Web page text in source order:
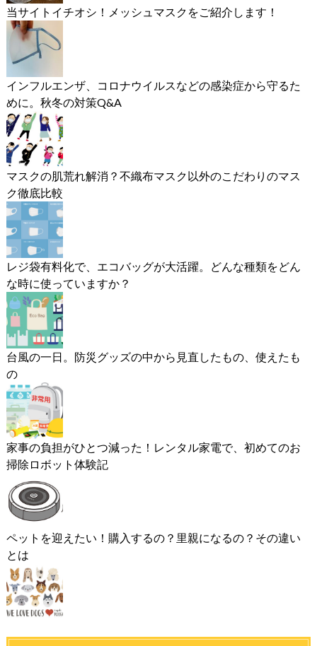
当サイトイチオシ！メッシュマスクをご紹介します！
インフルエンザ、コロナウイルスなどの感染症から守るた
めに。秋冬の対策Q&A
マスクの肌荒れ解消？不織布マスク以外のこだわりのマス
ク徹底比較
レジ袋有料化で、エコバッグが大活躍。どんな種類をどん
な時に使っていますか？
台風の一日。防災グッズの中から見直したもの、使えたも
の
家事の負担がひとつ減った！レンタル家電で、初めてのお
掃除ロボット体験記
ペットを迎えたい！購入するの？里親になるの？その違い
とは